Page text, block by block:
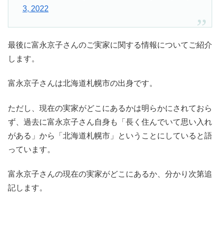
3, 2022
最後に富永京子さんのご実家に関する情報についてご紹介
します。
富永京子さんは北海道札幌市の出身です。
ただし、現在の実家がどこにあるかは明らかにされておら
ず、過去に富永京子さん自身も「長く住んでいて思い入れ
がある」から「北海道札幌市」ということにしていると語
っています。
富永京子さんの現在の実家がどこにあるか、分かり次第追
記します。